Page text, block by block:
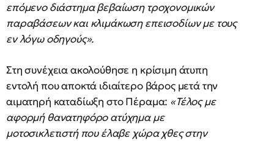
επόμενο διάστημα βεβαίωση τροχονομικών
παραβάσεων και κλιμάκωση επεισοδίων με τους
εν λόγω οδηγούς».
Στη συνέχεια ακολούθησε η κρίσιμη άτυπη
εντολή που αποκτά ιδιαίτερο βάρος μετά την
αιματηρή καταδίωξη στο Πέραμα: «Τέλος με
αφορμή θανατηφόρο ατύχημα με
μοτοσικλετιστή που έλαβε χώρα χθες στην